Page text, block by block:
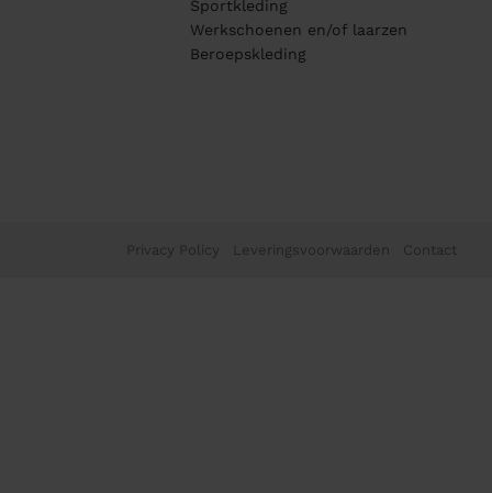
Sportkleding
Werkschoenen en/of laarzen
Beroepskleding
Privacy Policy Leveringsvoorwaarden Contact